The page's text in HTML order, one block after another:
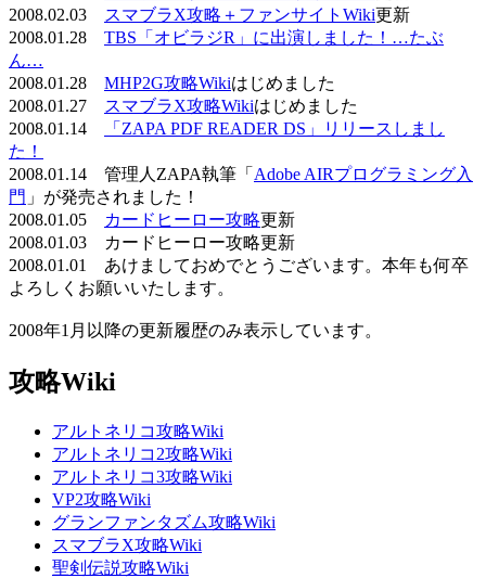
2008.02.03
スマブラX攻略＋ファンサイトWiki更新
2008.01.28 TBS「オビラジR」に出演しました！…たぶ
ん…
2008.01.28 MHP2G攻略Wikiはじめました
2008.01.27
スマブラX攻略Wikiはじめました
2008.01.14
「ZAPA PDF READER DS」リリースしまし
た！
2008.01.14 管理人ZAPA執筆「 Adobe AIRプログラミング入
門 」が発売されました！
2008.01.05
カードヒーロー攻略更新
2008.01.03 カードヒーロー攻略更新
2008.01.01 あけましておめでとうございます。本年も何卒
よろしくお願いいたします。
2008年1月以降の更新履歴のみ表示しています。
攻略Wiki
アルトネリコ攻略Wiki
アルトネリコ2攻略Wiki
アルトネリコ3攻略Wiki
VP2攻略Wiki
グランファンタズム攻略Wiki
スマブラX攻略Wiki
聖剣伝説攻略Wiki